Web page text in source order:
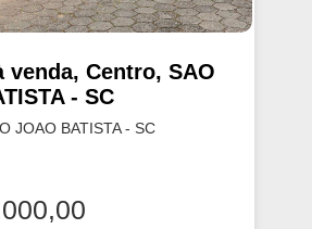
venda, Centro, SAO
- SC
JOAO BATISTA - SC